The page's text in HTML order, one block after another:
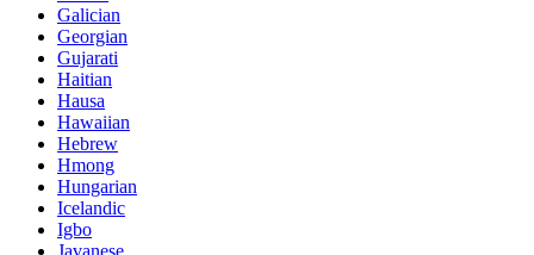
Galician
Georgian
Gujarati
Haitian
Hausa
Hawaiian
Hebrew
Hmong
Hungarian
Icelandic
Igbo
Javanese